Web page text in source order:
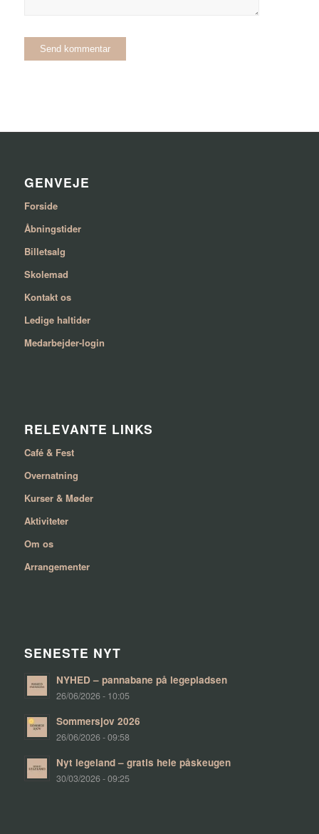
GENVEJE
Forside
Åbningstider
Billetsalg
Skolemad
Kontakt os
Ledige haltider
Medarbejder-login
RELEVANTE LINKS
Café & Fest
Overnatning
Kurser & Møder
Aktiviteter
Om os
Arrangementer
SENESTE NYT
NYHED – pannabane på legepladsen
26/06/2026 - 10:05
Sommersjov 2026
26/06/2026 - 09:58
Nyt legeland – gratis hele påskeugen
30/03/2026 - 09:25